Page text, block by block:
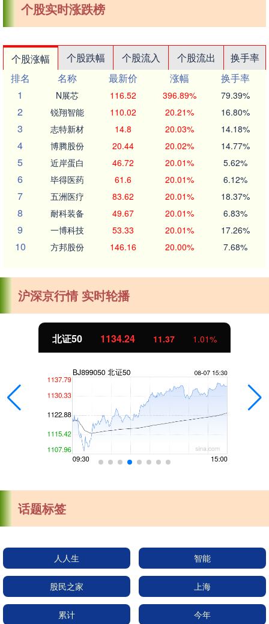
个股实时涨跌榜
个股涨幅 个股跌幅 个股流入 个股流出
换手率
排名
名称 最新价 涨幅
换手率
1
N展芯 116.52 396.89% 79.39%
2 锐翔智能 110.02 20.21% 16.80%
3 志特新材 14.8 20.03% 14.18%
4 博腾股份 20.44 20.02% 14.77%
5 近岸蛋白 46.72 20.01% 5.62%
6 毕得医药 61.6 20.01% 6.12%
7 五洲医疗 83.62 20.01% 18.37%
8 耐科装备 49.67 20.01% 6.83%
9 一博科技 53.33 20.01% 17.26%
10 方邦股份 146.16 20.00% 7.68%
沪深京行情 实时轮播
北证50 1134.24 11.37 1.01%
话题标签
人人生 智能
股民之家 上海
累计 今年